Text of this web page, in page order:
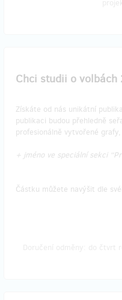
Chci studii o volbách
Získáte od nás unikátní
publikaci budou přehledně
profesionálně vytvořené
+ jméno ve speciální sekci
Částku můžete navýšit dle